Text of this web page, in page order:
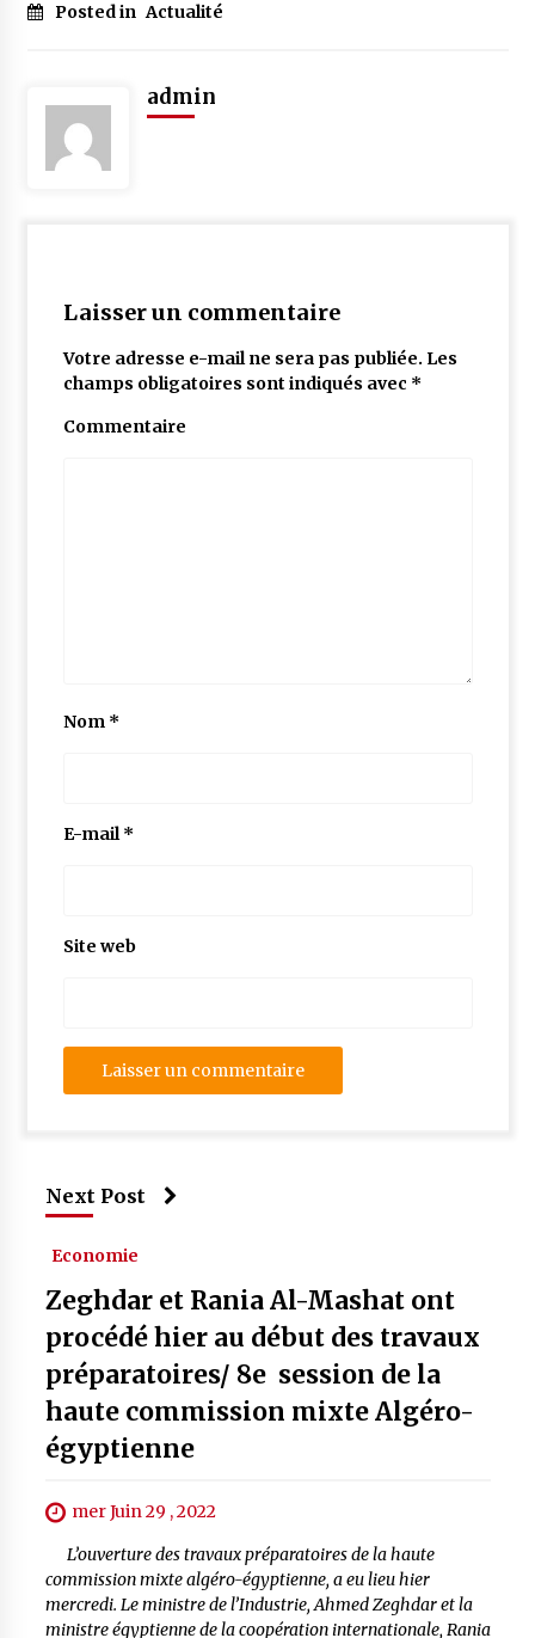
Posted in Actualité
admin
Laisser un commentaire
Votre adresse e-mail ne sera pas publiée. Les
champs obligatoires sont indiqués avec *
Commentaire
Nom *
E-mail*
Site web
Next Post
Economie
Zeghdar et Rania Al-Mashat ont
procédé hier au début des travaux
préparatoires/ 8e session de la
haute commission mixte Algéro-
égyptienne
mer Juin 29 , 2022
L’ouverture des travaux préparatoires de la haute
commission mixte algéro-égyptienne, a eu lieu hier
mercredi. Le ministre de l’Industrie, Ahmed Zeghdar et la
ministre égyptienne de la coopération internationale, Rania